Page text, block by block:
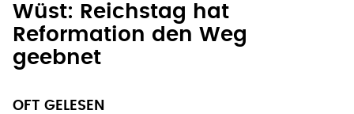
Wüst: Reichstag hat
Reformation den Weg
geebnet
OFT GELESEN